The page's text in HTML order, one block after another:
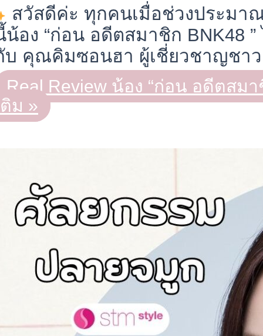
สวัสดีค่ะ ทุกคนเมื่อช่วงประมา
น้อง “ก่อน อดีตสมาชิก BNK48
บ คุณคิมซอนฮา ผู้เชี่ยวชาญชา
Real Review น้อง “ก่อน อดีตสมา
ติม »